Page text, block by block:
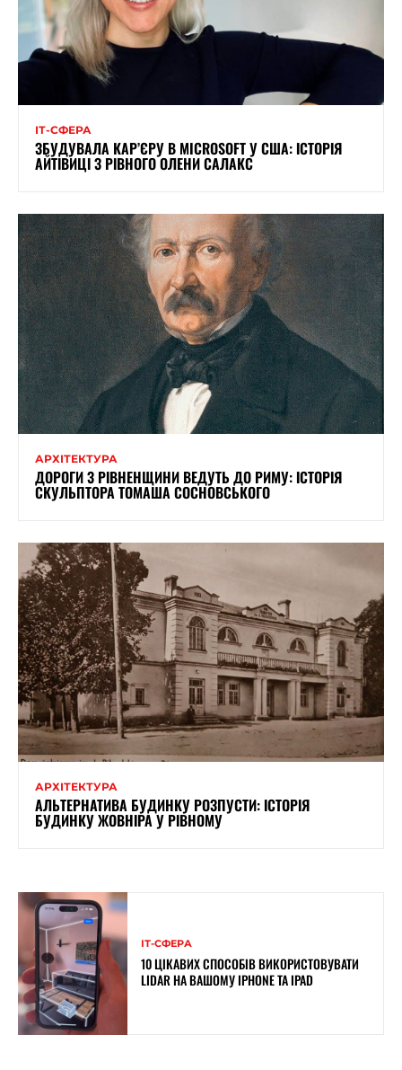
ІТ-СФЕРА
ЗБУДУВАЛА КАР’ЄРУ В MICROSOFT У США: ІСТОРІЯ
АЙТІВИЦІ З РІВНОГО ОЛЕНИ САЛАКС
АРХІТЕКТУРА
ДОРОГИ З РІВНЕНЩИНИ ВЕДУТЬ ДО РИМУ: ІСТОРІЯ
СКУЛЬПТОРА ТОМАША СОСНОВСЬКОГО
АРХІТЕКТУРА
АЛЬТЕРНАТИВА БУДИНКУ РОЗПУСТИ: ІСТОРІЯ
БУДИНКУ ЖОВНІРА У РІВНОМУ
ІТ-СФЕРА
10 ЦІКАВИХ СПОСОБІВ ВИКОРИСТОВУВАТИ
LIDAR НА ВАШОМУ IPHONE ТА IPAD